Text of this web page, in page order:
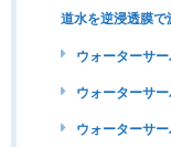
道水を逆浸透膜
ウォーターサ
ウォーターサ
ウォーターサ